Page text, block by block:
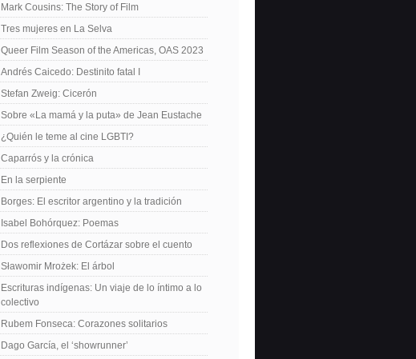
Mark Cousins: The Story of Film
Tres mujeres en La Selva
Queer Film Season of the Americas, OAS 2023
Andrés Caicedo: Destinito fatal I
Stefan Zweig: Cicerón
Sobre «La mamá y la puta» de Jean Eustache
¿Quién le teme al cine LGBTI?
Caparrós y la crónica
En la serpiente
Borges: El escritor argentino y la tradición
Isabel Bohórquez: Poemas
Dos reflexiones de Cortázar sobre el cuento
Sławomir Mrożek: El árbol
Escrituras indígenas: Un viaje de lo íntimo a lo
colectivo
Rubem Fonseca: Corazones solitarios
Dago García, el ‘showrunner’